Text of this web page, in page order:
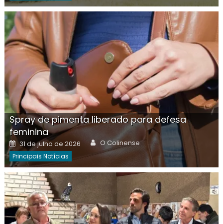
Spray de pimenta liberado para defesa
feminina
Posted
on
31 de julho de 2026 Author
O Colinense
Principais Notícias